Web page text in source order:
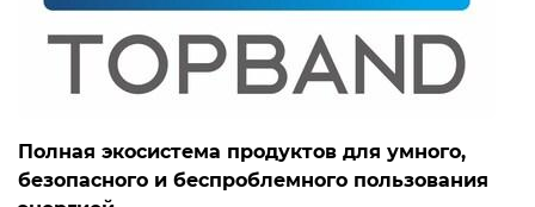
Полная экосистема продуктов для умного,
безопасного и беспроблемного пользования